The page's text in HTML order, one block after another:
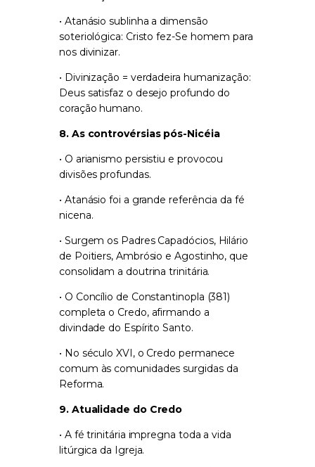
• Atanásio sublinha a dimensão
soteriológica: Cristo fez-Se homem para
nos divinizar.
• Divinização = verdadeira humanização:
Deus satisfaz o desejo profundo do
coração humano.
8. As controvérsias pós-Nicéia
• O arianismo persistiu e provocou
divisões profundas.
• Atanásio foi a grande referência da fé
nicena.
• Surgem os Padres Capadócios, Hilário
de Poitiers, Ambrósio e Agostinho, que
consolidam a doutrina trinitária.
• O Concílio de Constantinopla (381)
completa o Credo, afirmando a
divindade do Espírito Santo.
• No século XVI, o Credo permanece
comum às comunidades surgidas da
Reforma.
9. Atualidade do Credo
• A fé trinitária impregna toda a vida
litúrgica da Igreja.